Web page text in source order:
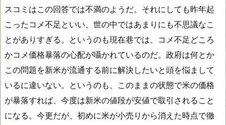
スコミはこの回答では不満のようだ。それにしても昨年起
こったコメ不足といい、世の中ではあまりにも不思議なこ
とがありすぎる。というのも現在巷では、コメ不足どころ
かコメ価格暴落の心配が囁かれているのだ。政府は何とか
この問題を新米が流通する前に解決したいと頭を悩まして
いるに違いない。というのも、このままの状態で米の価格
が暴落すれば、今度は新米の値段が安値で取引されること
になる。今更だが、初めに米が小売りから消えた時点で徹